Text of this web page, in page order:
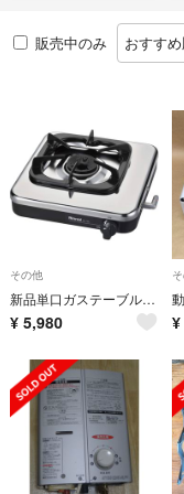
販売中のみ おすす
その他
新品単口ガステーブルKG-12C(LP)プロパン用
¥ 5,980 ¥